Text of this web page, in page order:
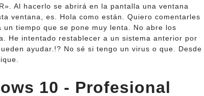
Al hacerlo se abrirá en la pantalla una ventana
ventana, es. Hola como están. Quiero comentarles
tiempo que se pone muy lenta. No abre los
He intentado restablecer a un sistema anterior por
ayudar.!? No sé si tengo un virus o que. Desde
10 - Profesional